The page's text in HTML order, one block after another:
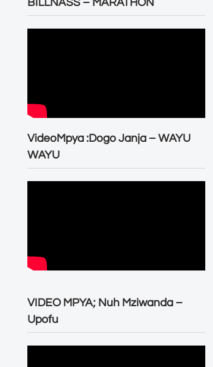
BILLNASS – MARATHON
VideoMpya :Dogo Janja – WAYU
WAYU
VIDEO MPYA; Nuh Mziwanda –
Upofu